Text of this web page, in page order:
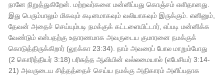
நானே நிறுத்துகிறேன். மற்றவர்களை மன்னிப்பது கொஞ்சம் எளிதானது.
இது பெரும்பாலும் மிகவும் கடினமாகவும் வலியாகவும் இருக்கும். எனினும்,
தேவன் அதைச் செய்யும்படி நமக்குக் கட்டளையிட்டார், எப்படி மன்னிக்க
வேண்டும் என்பதற்கு உதாரணமாக அவருடைய குமாரனை நமக்குக்
கொடுத்திருக்கிறார் (லூக்கா 23:34). நாம் அவரைப் போல மாறும்போது
(2 கொரிந்தியர் 3:18) பரிசுத்த ஆவியின் வல்லமையால் (எபேசியர் 3:14-
21) அவருடைய சித்தத்தைச் செய்ய நமக்கு அதிகாரம் அளிப்பதாக